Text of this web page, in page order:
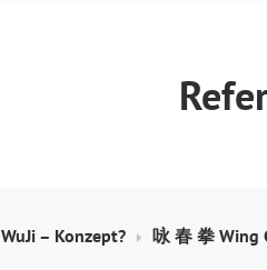
WuJi – Konzept? 咏 春 拳 Wing